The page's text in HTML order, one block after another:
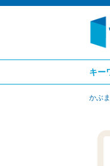
キー
かぶ